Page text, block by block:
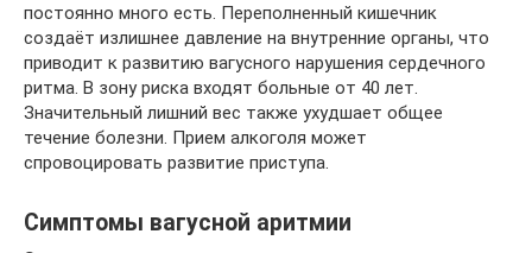
постоянно много есть. Переполненный кишечник
создаёт излишнее давление на внутренние органы, что
приводит к развитию вагусного нарушения сердечного
ритма. В зону риска входят больные от 40 лет.
Значительный лишний вес также ухудшает общее
течение болезни. Прием алкоголя может
спровоцировать развитие приступа.
Симптомы вагусной аритмии